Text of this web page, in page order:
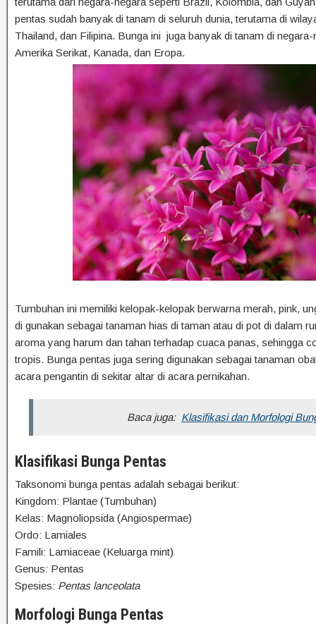
pentas sudah banyak di tanam di seluruh dunia, terutama di
Thailand, dan Filipina. Bunga ini juga banyak di tanam di
Amerika Serikat, Kanada, dan Eropa.
Tumbuhan ini memiliki kelopak-kelopak berwarna merah, pink,
di gunakan sebagai tanaman hias di taman atau di pot di dalam
aroma yang harum dan tahan terhadap cuaca panas, sehingga
tropis. Bunga pentas juga sering digunakan sebagai tanaman
acara pengantin di sekitar altar di acara pernikahan.
Baca juga: Klasifikasi dan Morfologi
Klasifikasi Bunga Pentas
Taksonomi bunga pentas adalah sebagai berikut:
Kingdom: Plantae (Tumbuhan)
Kelas: Magnoliopsida (Angiospermae)
Ordo: Lamiales
Famili: Lamiaceae (Keluarga mint)
Genus: Pentas
Spesies: Pentas lanceolata
Morfologi Bunga Pentas